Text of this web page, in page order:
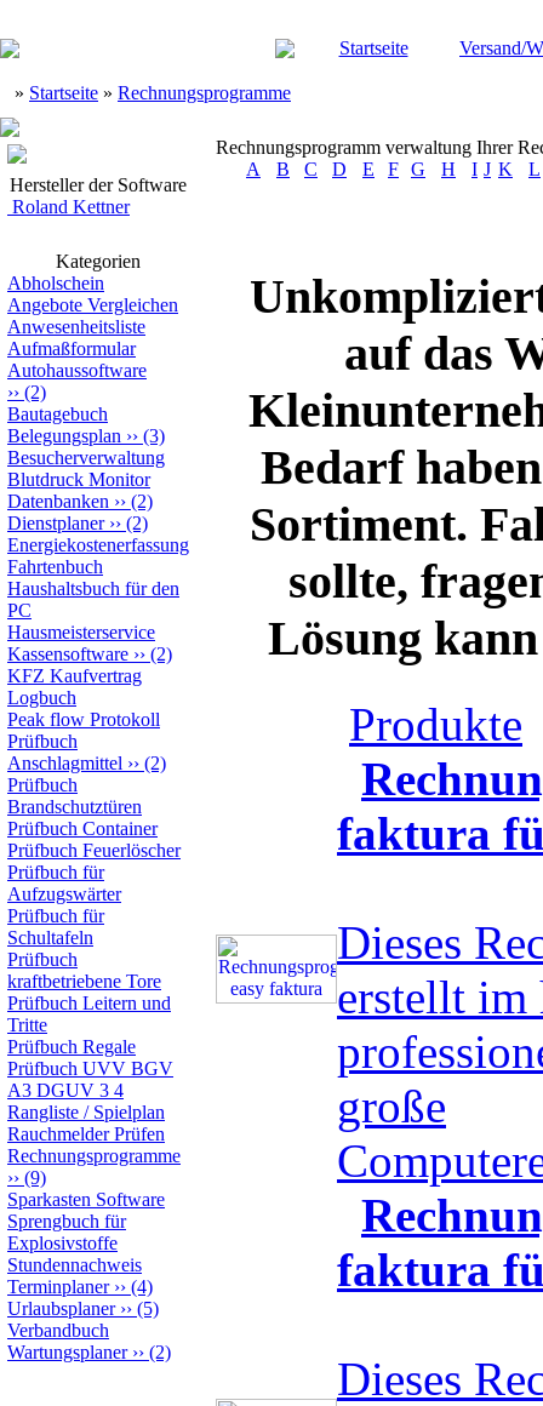
Startseite Versand/
» Startseite » Rechnungsprogramme
Hersteller der Software
Roland Kettner
Kategorien
Abholschein
Angebote Vergleichen
Anwesenheitsliste
Aufmaßformular
Autohaussoftware
›› (2)
Bautagebuch
Belegungsplan ›› (3)
Besucherverwaltung
Blutdruck Monitor
Datenbanken ›› (2)
Dienstplaner›› (2)
Energiekostenerfassung
Fahrtenbuch
Haushaltsbuch für den
PC
Hausmeisterservice
Kassensoftware ›› (2)
KFZ Kaufvertrag
Logbuch
Peak flow Protokoll
Prüfbuch
Anschlagmittel ›› (2)
Prüfbuch
Brandschutztüren
Prüfbuch Container
Prüfbuch Feuerlöscher
Prüfbuch für
Aufzugswärter
Prüfbuch für
Schultafeln
Prüfbuch
kraftbetriebene Tore
Prüfbuch Leitern und
Tritte
Prüfbuch Regale
Prüfbuch UVV BGV
A3 DGUV 3 4
Rangliste / Spielplan
Rauchmelder Prüfen
Rechnungsprogramme
›› (9)
Sparkasten Software
Sprengbuch für
Explosivstoffe
Stundennachweis
Terminplaner›› (4)
Urlaubsplaner›› (5)
Verbandbuch
Wartungsplaner›› (2)
Rechnungsprogramm verwaltung Ihrer
A
B C D E F G H I J K L
auf das
Bedarf
Sortiment.
sollte,
Lösung kann
Produkte
faktura
Dieses
erstellt im
große
faktura
Dieses